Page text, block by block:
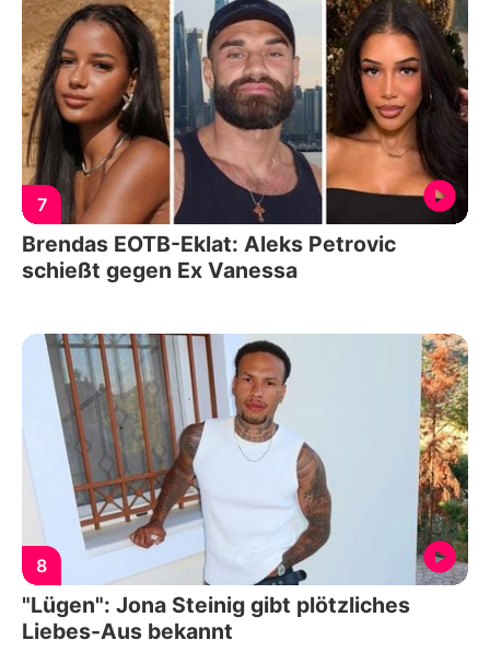
7
Brendas EOTB-Eklat: Aleks Petrovic
schießt gegen Ex Vanessa
8
"Lügen": Jona Steinig gibt plötzliches
Liebes-Aus bekannt